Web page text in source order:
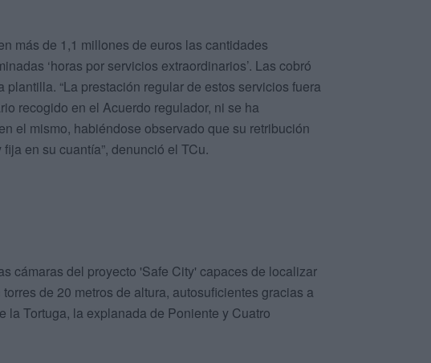
más de 1,1 millones de euros las cantidades
‘horas por servicios extraordinarios’. Las cobró
“La prestación regular de estos servicios fuera
recogido en el Acuerdo regulador, ni se ha
el mismo, habiéndose observado que su retribución
en su cuantía”, denunció el TCu.
cámaras del proyecto 'Safe City' capaces de localizar
de 20 metros de altura, autosuficientes gracias a
la Tortuga, la explanada de Poniente y Cuatro